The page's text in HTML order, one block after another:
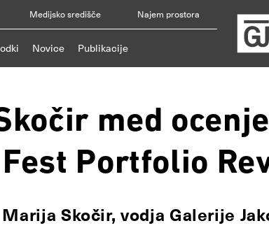
Medijsko središče Najem prostora
Novice Publikacije
med
Portfolio
Skočir, vodja Galerije